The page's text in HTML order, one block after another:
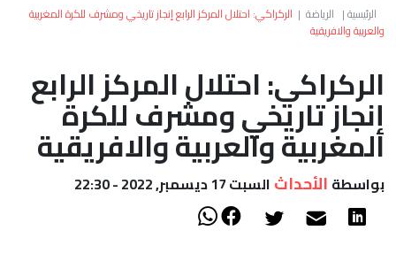
العالم
الصحراء
الرئيسية| الرياضة | الركراكي: احتلال المركز الرابع إنجاز تاريخي ومشرف للكرة المغربية
والعربية والافريقية
الركراكي: احتلال المركز الرابع
إنجاز تاريخي ومشرف للكرة
المغربية والعربية والافريقية
بواسطة الأحداث السبت 17 ديسمبر, 2022 - 22:30